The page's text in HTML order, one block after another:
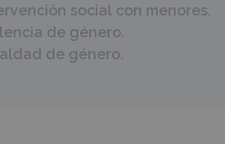
social con menores.
de género.
de género.